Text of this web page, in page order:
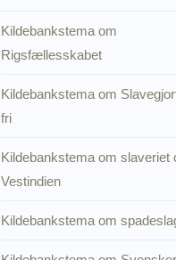
Kildebankstema om
Rigsfællesskabet
Kildebankstema om
fri
Kildebankstema om slaveriet
Vestindien
Kildebankstema om